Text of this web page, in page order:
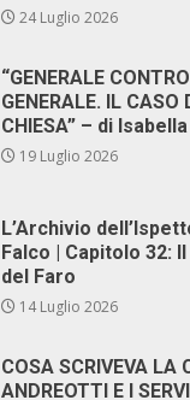
24 Luglio 2026
“GENERALE CONTRO
GENERALE. IL CASO
CHIESA” – di
19 Luglio 2026
L’Archivio
Falco | Capitolo 32:
del Faro
14 Luglio 2026
COSA SCRIVEVA LA
ANDREOTTI E I